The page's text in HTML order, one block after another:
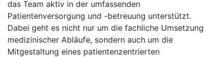
das Team aktiv in der umfassenden
Patientenversorgung und -betreuung unterstützt.
Dabei geht es nicht nur um die fachliche Umsetzung
medizinischer Abläufe, sondern auch um die
Mitgestaltung eines patientenzentrierten